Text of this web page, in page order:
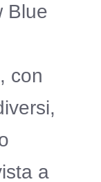
Blue
con
a